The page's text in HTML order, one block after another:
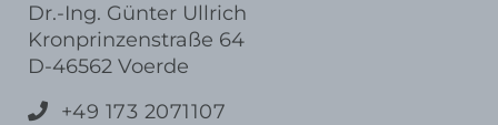
Dr.-Ing. Günter Ullrich
Kronprinzenstraße 64
D-46562 Voerde
+49 173 2071107